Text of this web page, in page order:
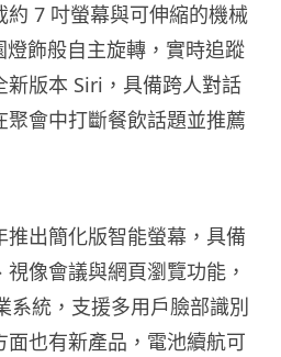
約 7 吋螢幕與可伸縮的機械
飾般自主旋轉，實時追蹤
新版本 Siri，具備跨人對話
會中打斷餐飲話題並推薦
出簡化版智能螢幕，具備
像會議與網頁瀏覽功能，
統，支援多用戶臉部識別
也有新產品，電池續航可